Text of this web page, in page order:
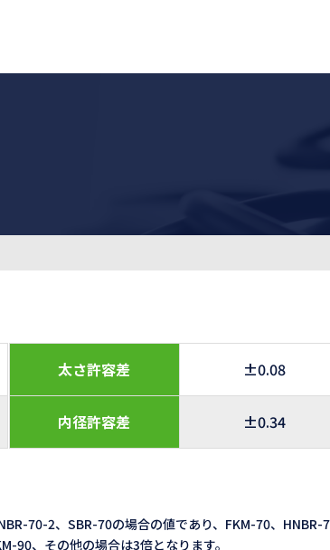
太さ許容差 ±0.08
内径許容差 ±0.34
70-2、SBR-70の場合の値であり、FKM-70、HNBR-
90、その他の場合は3倍となります。